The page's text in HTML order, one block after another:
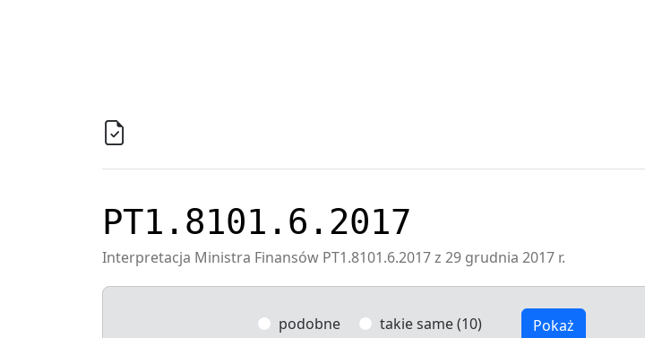
PT1.8101.6.2017
Interpretacja Ministra Finansów PT1.8101.6.2017 z 29 grudnia 2017 r.
podobne takie same (10) Pokaż